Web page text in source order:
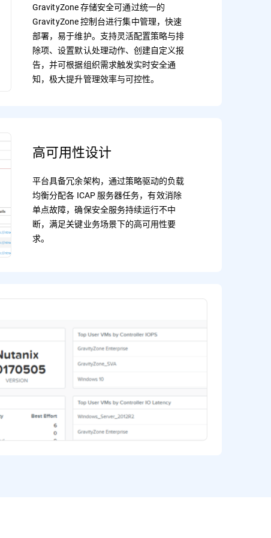
GravityZone 存储安全可通过统一的
GravityZone 控制台进行集中管理，快速
部署，易于维护。支持灵活配置策略与排
除项、设置默认处理动作、创建自定义报
告，并可根据组织需求触发实时安全通
知，极大提升管理效率与可控性。
高可用性设计
平台具备冗余架构，通过策略驱动的负载
均衡分配各 ICAP 服务器任务，有效消除
单点故障，确保安全服务持续运行不中
断，满足关键业务场景下的高可用性要
求。